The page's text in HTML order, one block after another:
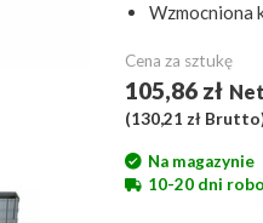
Wzmocniona
Cena za sztukę
105,86 zł
(130,21 zł
Na magazynie
10-20 dni